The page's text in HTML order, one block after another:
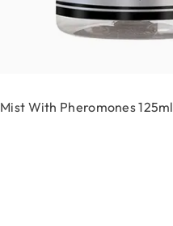
With Pheromones 125ml